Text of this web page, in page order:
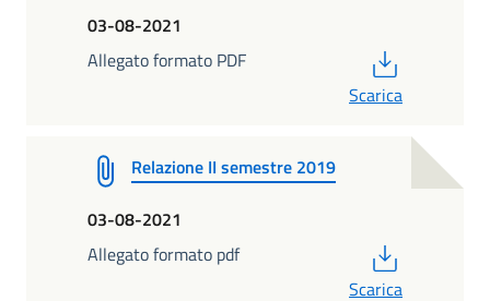
03-08-2021
Allegato formato PDF
Scarica
Relazione II semestre 2019
03-08-2021
Allegato formato pdf
Scarica